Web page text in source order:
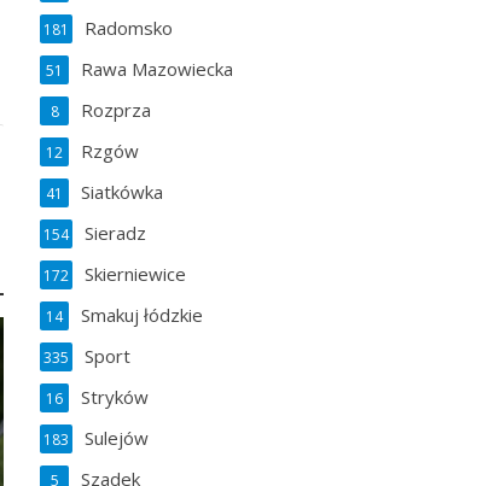
Radomsko
181
Rawa Mazowiecka
51
Rozprza
8
Rzgów
12
Siatkówka
41
Sieradz
154
Skierniewice
172
Smakuj łódzkie
14
Sport
335
Stryków
16
Sulejów
183
Szadek
5